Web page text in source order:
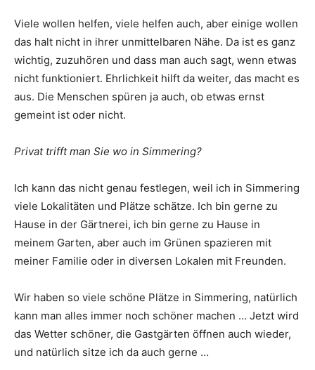
Viele wollen helfen, viele helfen auch, aber einige wollen
das halt nicht in ihrer unmittelbaren Nähe. Da ist es ganz
wichtig, zuzuhören und dass man auch sagt, wenn etwas
nicht funktioniert. Ehrlichkeit hilft da weiter, das macht es
aus. Die Menschen spüren ja auch, ob etwas ernst
gemeint ist oder nicht.
Privat trifft man Sie wo in Simmering?
Ich kann das nicht genau festlegen, weil ich in Simmering
viele Lokalitäten und Plätze schätze. Ich bin gerne zu
Hause in der Gärtnerei, ich bin gerne zu Hause in
meinem Garten, aber auch im Grünen spazieren mit
meiner Familie oder in diversen Lokalen mit Freunden.
Wir haben so viele schöne Plätze in Simmering, natürlich
kann man alles immer noch schöner machen … Jetzt wird
das Wetter schöner, die Gastgärten öffnen auch wieder,
und natürlich sitze ich da auch gerne …